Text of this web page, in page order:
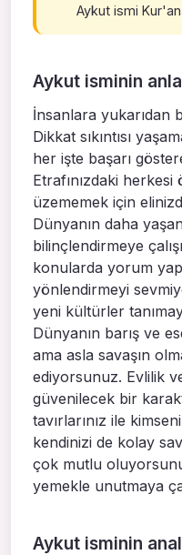
Aykut ismi
Aykut isminin
İnsanlara yukarıdan
Dikkat sıkıntısı
her işte başarı
Etrafınızdaki
üzememek için
Dünyanın daha
bilinçlendirmeye
konularda yorum
yönlendirmeyi
yeni kültürler
Dünyanın barış ve
ama asla savaşın
ediyorsunuz. Evlilik
güvenilecek bir
tavırlarınız ile
kendinizi de kolay
çok mutlu
yemekle unutmaya
Aykut isminin